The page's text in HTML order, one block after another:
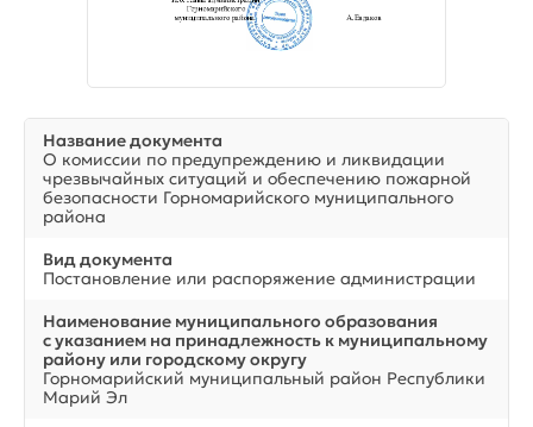
Название документа
О комиссии по предупреждению и ликвидации
чрезвычайных ситуаций и обеспечению пожарной
безопасности Горномарийского муниципального
района
Вид документа
Постановление или распоряжение администрации
Наименование муниципального образования
с указанием на принадлежность к муниципальному
району или городскому округу
Горномарийский муниципальный район Республики
Марий Эл